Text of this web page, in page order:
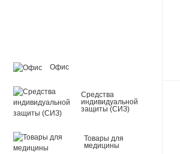
Офис
Средства
индивидуальной
защиты (СИЗ)
Товары для
медицины